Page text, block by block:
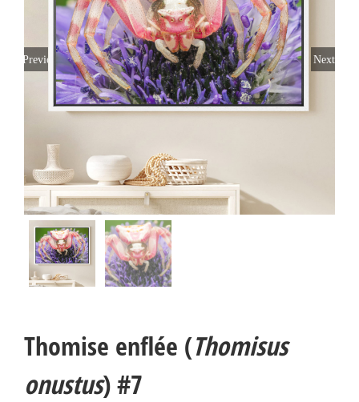
Previous Next
Thomise enflée (Thomisus
onustus) #7